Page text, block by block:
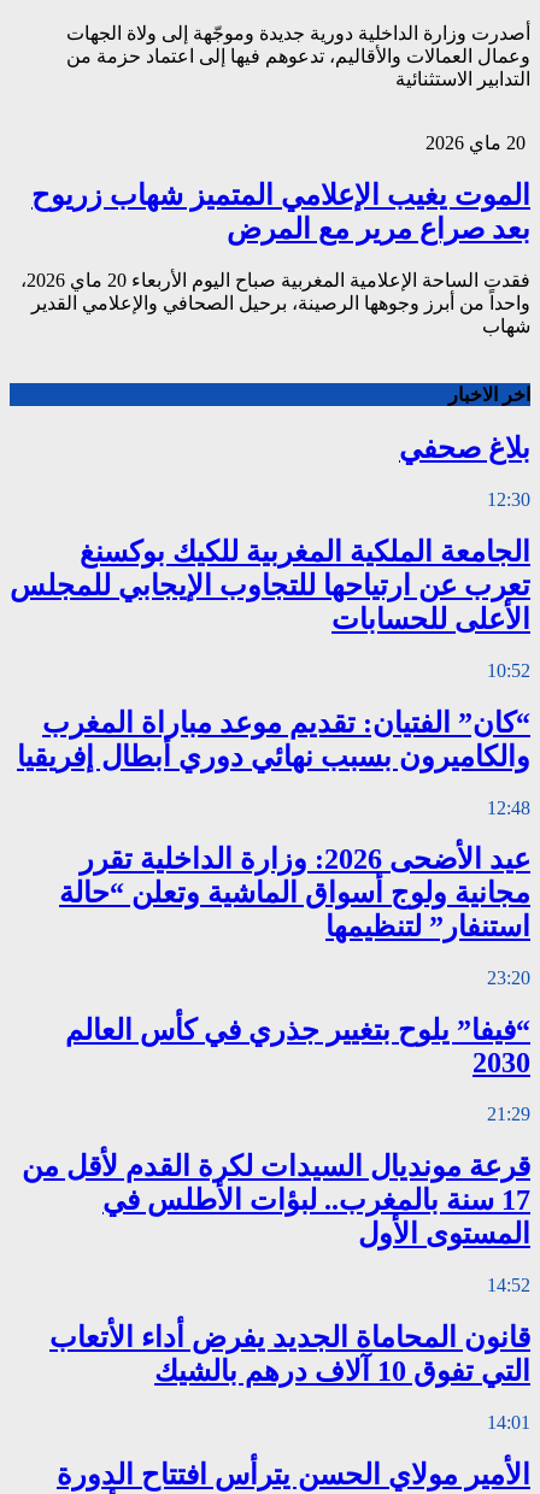
أصدرت وزارة الداخلية دورية جديدة وموجّهة إلى ولاة الجهات
وعمال العمالات والأقاليم، تدعوهم فيها إلى اعتماد حزمة من
التدابير الاستثنائية
الموت يغيب الإعلامي المتميز شهاب زريوح
بعد صراع مرير مع المرض
فقدت الساحة الإعلامية المغربية صباح اليوم الأربعاء 20 ماي 2026،
واحداً من أبرز وجوهها الرصينة، برحيل الصحافي والإعلامي القدير
شهاب
اخر الاخبار
بلاغ صحفي
12:30
الجامعة الملكية المغربية للكيك بوكسنغ
تعرب عن ارتياحها للتجاوب الإيجابي للمجلس
الأعلى للحسابات
10:52
“كان” الفتيان: تقديم موعد مباراة المغرب
والكاميرون بسبب نهائي دوري أبطال إفريقيا
12:48
عيد الأضحى 2026: وزارة الداخلية تقرر
مجانية ولوج أسواق الماشية وتعلن “حالة
استنفار” لتنظيمها
23:20
“فيفا” يلوح بتغيير جذري في كأس العالم
2030
21:29
قرعة مونديال السيدات لكرة القدم لأقل من
17 سنة بالمغرب.. لبؤات الأطلس في
المستوى الأول
14:52
قانون المحاماة الجديد يفرض أداء الأتعاب
التي تفوق 10 آلاف درهم بالشيك
14:01
الأمير مولاي الحسن يترأس افتتاح الدورة